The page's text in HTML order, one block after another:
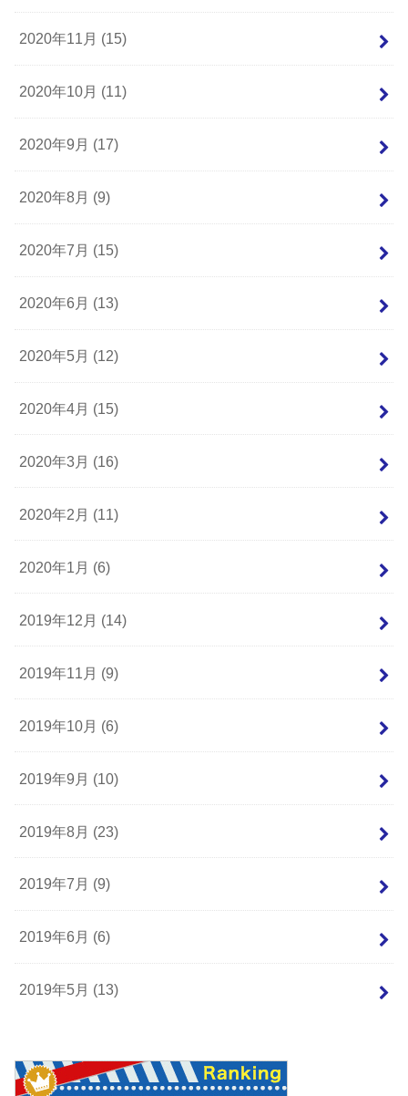
2020年11月 (15)
2020年10月 (11)
2020年9月 (17)
2020年8月 (9)
2020年7月 (15)
2020年6月 (13)
2020年5月 (12)
2020年4月 (15)
2020年3月 (16)
2020年2月 (11)
2020年1月 (6)
2019年12月 (14)
2019年11月 (9)
2019年10月 (6)
2019年9月 (10)
2019年8月 (23)
2019年7月 (9)
2019年6月 (6)
2019年5月 (13)